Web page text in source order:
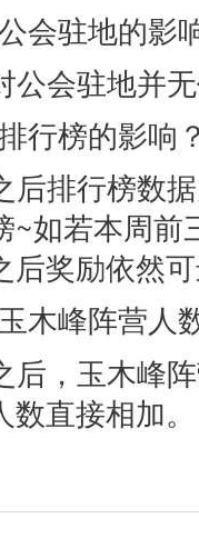
会驻地的影
公会驻地并
行榜的影响
后排行榜数
~如若本周前
后奖励依然
木峰阵营人
后，玉木峰
直接相加。